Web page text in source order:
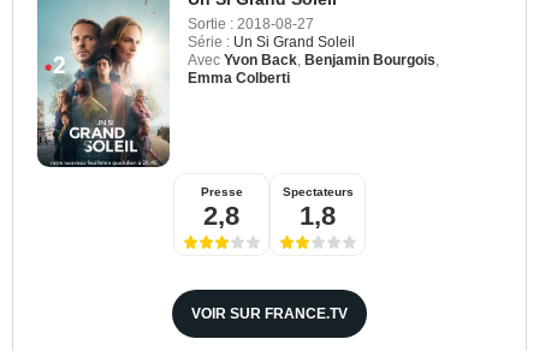
Sortie : 2018-08-27
Série : Un Si Grand Soleil
Avec Yvon Back Benjamin Bourgois
Emma Colberti
Presse
2,8
Spectateurs
1,8
VOIR SUR FRANCE.TV